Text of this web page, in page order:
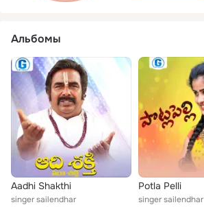
Альбомы
Aadhi Shakthi
singer sailendhar
Potla Pelli
singer sailendhar